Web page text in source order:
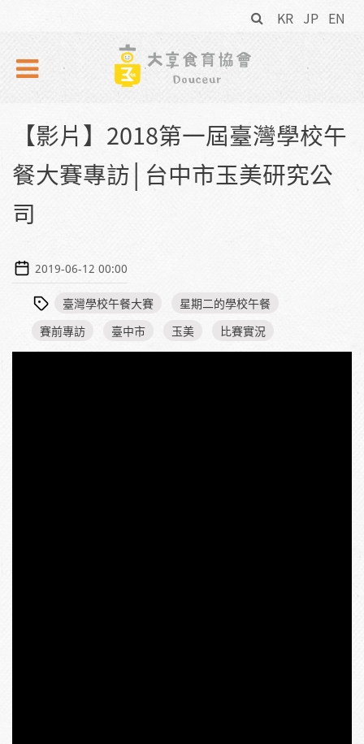
KR JP EN
搜
尋
表
【影片】2018第一屆臺灣學校午
餐大賽專訪│台中市玉美研究公
司
2019-06-12 00:00
臺灣學校午餐大賽
星期二的學校午餐
賽前專訪
臺中市 玉美 比賽實況